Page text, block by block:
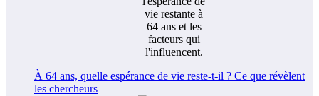
À 64 ans, quelle espérance de vie reste-t-il ? Ce que révèlent
les chercheurs